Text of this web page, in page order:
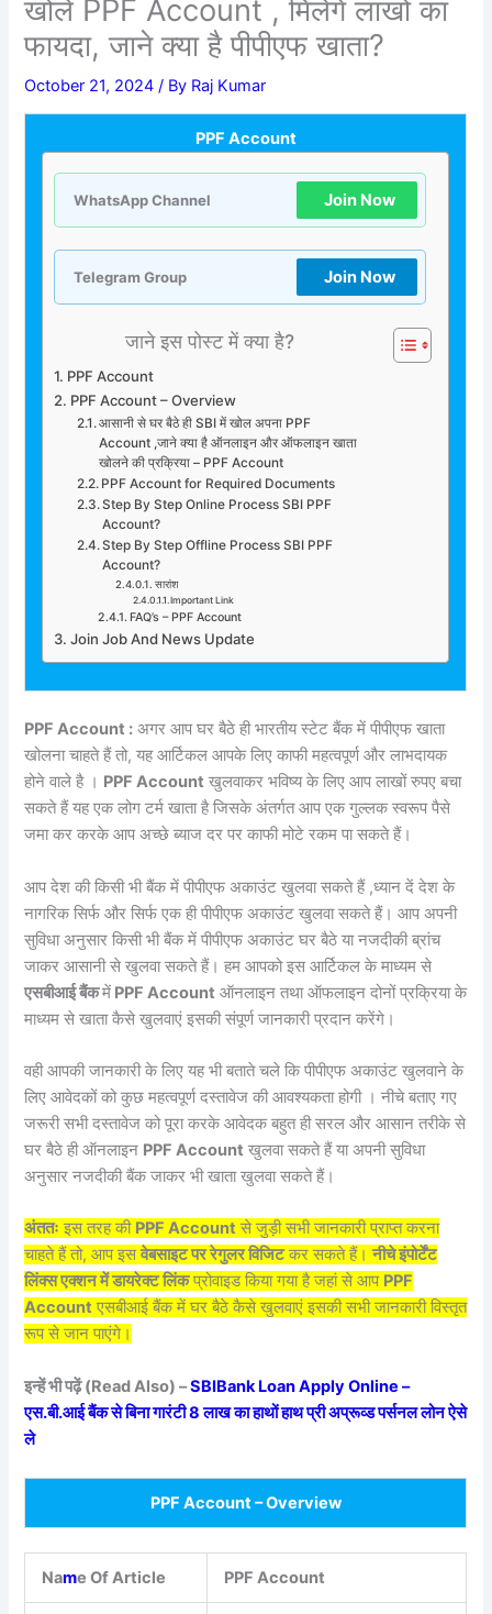
खोले PPF Account , मिलेंगे लाखों का
फायदा, जाने क्या है पीपीएफ खाता?
October 21, 2024/ By Raj Kumar
PPF Account
WhatsApp Channel Join Now
Telegram Group Join Now
जाने इस पोस्ट में क्या है?
PPF Account
PPF Account – Overview
आसानी से घर बैठे ही SBI में खोल अपना PPF
Account ,जाने क्या है ऑनलाइन और ऑफलाइन खाता
खोलने की प्रक्रिया – PPF Account
PPF Account for Required Documents
Step By Step Online Process SBI PPF
Account?
Step By Step Offline Process SBI PPF
Account?
सारांश
Important Link
FAQ’s – PPF Account
Join Job And News Update
PPF Account : अगर आप घर बैठे ही भारतीय स्टेट बैंक में पीपीएफ खाता
खोलना चाहते हैं तो, यह आर्टिकल आपके लिए काफी महत्वपूर्ण और लाभदायक
होने वाले है । PPF Account खुलवाकर भविष्य के लिए आप लाखों रुपए बचा
सकते हैं यह एक लोग टर्म खाता है जिसके अंतर्गत आप एक गुल्लक स्वरूप पैसे
जमा कर करके आप अच्छे ब्याज दर पर काफी मोटे रकम पा सकते हैं।
आप देश की किसी भी बैंक में पीपीएफ अकाउंट खुलवा सकते हैं ,ध्यान दें देश के
नागरिक सिर्फ और सिर्फ एक ही पीपीएफ अकाउंट खुलवा सकते हैं। आप अपनी
सुविधा अनुसार किसी भी बैंक में पीपीएफ अकाउंट घर बैठे या नजदीकी ब्रांच
जाकर आसानी से खुलवा सकते हैं। हम आपको इस आर्टिकल के माध्यम से
एसबीआई बैंकमें PPF Account ऑनलाइन तथा ऑफलाइन दोनों प्रक्रिया के
माध्यम से खाता कैसे खुलवाएं इसकी संपूर्ण जानकारी प्रदान करेंगे।
वही आपकी जानकारी के लिए यह भी बताते चले कि पीपीएफ अकाउंट खुलवाने के
लिए आवेदकों को कुछ महत्वपूर्ण दस्तावेज की आवश्यकता होगी । नीचे बताए गए
जरूरी सभी दस्तावेज को पूरा करके आवेदक बहुत ही सरल और आसान तरीके से
घर बैठे ही ऑनलाइन PPF Account खुलवा सकते हैं या अपनी सुविधा
अनुसार नजदीकी बैंक जाकर भी खाता खुलवा सकते हैं।
अंततः इस तरह की PPF Account से जुड़ी सभी जानकारी प्राप्त करना
चाहते हैं तो, आप इसवेबसाइट पर रेगुलर विजिटकर सकते हैं।नीचे इंपोर्टेंट
लिंक्स एक्शन में डायरेक्ट लिंकप्रोवाइड किया गया है जहां से आप PPF
Account एसबीआई बैंक में घर बैठे कैसे खुलवाएं इसकी सभी जानकारी विस्तृत
रूप से जान पाएंगे।
इन्हें भी पढ़ें (Read Also) –SBIBank Loan Apply Online –
एस.बी.आई बैंक से बिना गारंटी 8 लाख का हाथों हाथ प्री अप्रूव्ड पर्सनल लोन ऐसे
ले
PPF Account – Overview
Name Of Article PPF Account